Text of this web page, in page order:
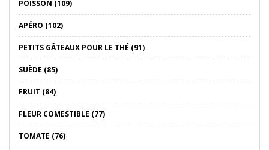
POISSON (109)
APÉRO (102)
PETITS GÂTEAUX POUR LE THÉ (91)
SUÈDE (85)
FRUIT (84)
FLEUR COMESTIBLE (77)
TOMATE (76)